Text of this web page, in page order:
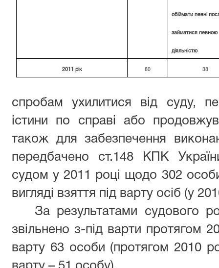
обіймати певні
займатися певною
діяльністю
2011 рік 80 38
спробам ухилитися від суду,
істини по справі або
також для забезпечення
передбачено ст.148 КПК
судом у 2011 році щодо 302
вигляді взяття під варту осіб (у
За результатами судового
звільнено з-під варти протягом
варту 63 особи (протягом 2010